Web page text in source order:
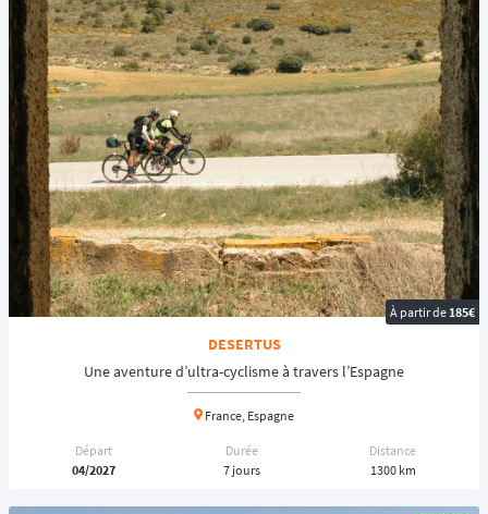
À partir de 185€
DESERTUS
Une aventure d’ultra-cyclisme à travers l’Espagne
France, Espagne
Départ
04/2027
Durée
7 jours
Distance
1300 km